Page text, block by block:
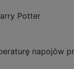
Potter
napojów